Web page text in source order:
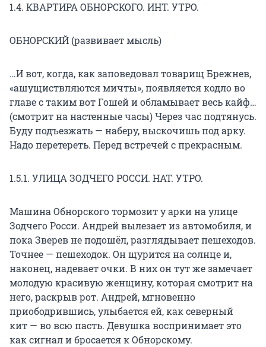
1.4. КВАРТИРА ОБНОРСКОГО. ИНТ. УТРО.
ОБНОРСКИЙ (развивает мысль)
…И вот, когда, как заповедовал товарищ Брежнев,
«ашущиствляются мичты», появляется кодло во
главе с таким вот Гошей и обламывает весь кайф…
(смотрит на настенные часы) Через час подтянусь.
Буду подъезжать — наберу, выскочишь под арку.
Надо перетереть. Перед встречей с прекрасным.
1.5.1. УЛИЦА ЗОДЧЕГО РОССИ. НАТ. УТРО.
Машина Обнорского тормозит у арки на улице
Зодчего Росси. Андрей вылезает из автомобиля, и
пока Зверев не подошёл, разглядывает пешеходов.
Точнее — пешеходок. Он щурится на солнце и,
наконец, надевает очки. В них он тут же замечает
молодую красивую женщину, которая смотрит на
него, раскрыв рот. Андрей, мгновенно
приободрившись, улыбается ей, как северный
кит — во всю пасть. Девушка воспринимает это
как сигнал и бросается к Обнорскому.